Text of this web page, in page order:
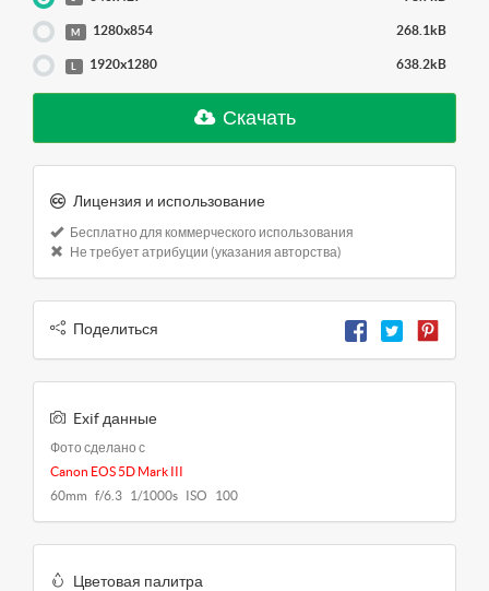
M 1280x854 268.1kB
L 1920x1280 638.2kB
Скачать
Лицензия и использование
Бесплатно для коммерческого использования
Не требует атрибуции (указания авторства)
Поделиться
Exif данные
Фото сделано с
Canon EOS 5D Mark III
60mm f/6.3 1/1000s ISO 100
Цветовая палитра